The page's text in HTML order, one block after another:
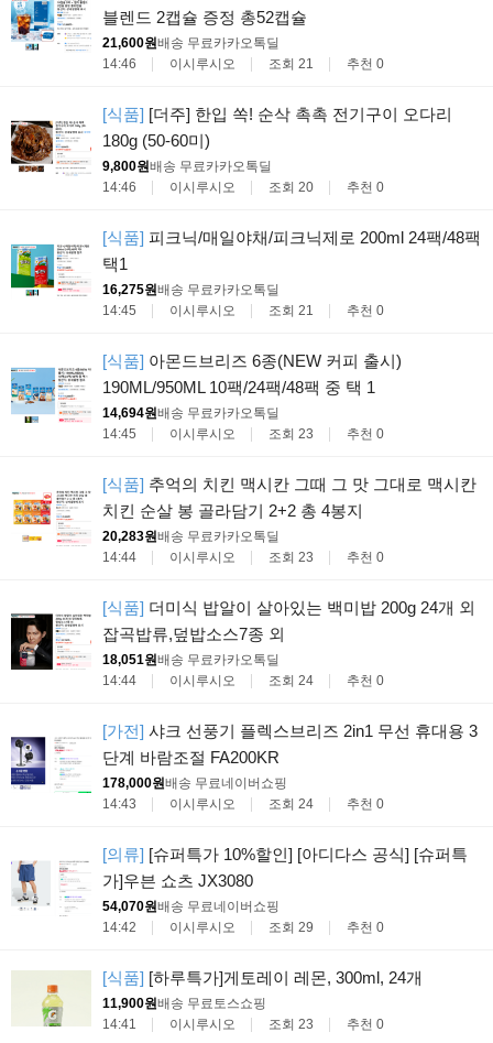
블렌드 2캡슐 증정 총52캡슐
21,600원배송 무료카카오톡딜
14:46
이시루시오 조회 21 추천 0
[식품] [더주] 한입 쏙! 순삭 촉촉 전기구이 오다리
180g (50-60미)
9,800원배송 무료카카오톡딜
14:46
이시루시오 조회 20 추천 0
[식품] 피크닉/매일야채/피크닉제로 200ml 24팩/48팩
택1
16,275원배송 무료카카오톡딜
14:45
이시루시오 조회 21 추천 0
[식품] 아몬드브리즈 6종(NEW 커피 출시)
190ML/950ML 10팩/24팩/48팩 중 택 1
14,694원배송 무료카카오톡딜
14:45
이시루시오 조회 23 추천 0
[식품] 추억의 치킨 맥시칸 그때 그 맛 그대로 맥시칸
치킨 순살 봉 골라담기 2+2 총 4봉지
20,283원배송 무료카카오톡딜
14:44
이시루시오 조회 23 추천 0
[식품] 더미식 밥알이 살아있는 백미밥 200g 24개 외
잡곡밥류,덮밥소스7종 외
18,051원배송 무료카카오톡딜
14:44
이시루시오 조회 24 추천 0
[가전] 샤크 선풍기 플렉스브리즈 2in1 무선 휴대용 3
단계 바람조절 FA200KR
178,000원배송 무료네이버쇼핑
14:43
이시루시오 조회 24 추천 0
[의류] [슈퍼특가 10%할인] [아디다스 공식] [슈퍼특
가]우븐 쇼츠 JX3080
54,070원배송 무료네이버쇼핑
14:42
이시루시오 조회 29 추천 0
[식품] [하루특가]게토레이 레몬, 300ml, 24개
11,900원배송 무료토스쇼핑
14:41
이시루시오 조회 23 추천 0